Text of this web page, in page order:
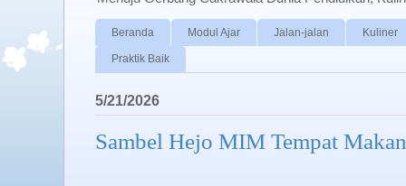
Beranda Modul Ajar Jalan-jalan Kuliner
Praktik Baik
5/21/2026
Sambel Hejo MIM Tempat